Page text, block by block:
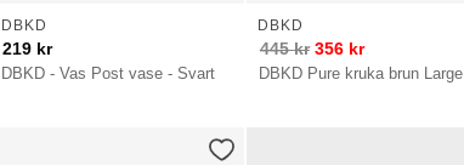
DBKD - Vas Post vase - Svart
DBKD
219 kr
DBKD Pure kruka brun Large
DBKD
445kr 356 kr